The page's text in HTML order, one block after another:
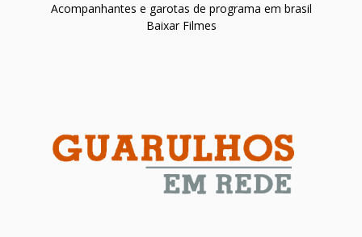
Acompanhantes e garotas de programa em brasil
Baixar Filmes